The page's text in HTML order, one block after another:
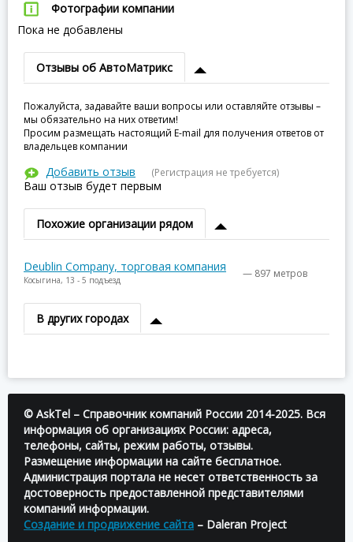
Фотографии компании
Пока не добавлены
Отзывы об АвтоМатрикс
Пожалуйста, задавайте ваши вопросы или оставляйте отзывы –
мы обязательно на них ответим!
Просим размещать настоящий E-mail для получения ответов от
владельцев компании
Добавить отзыв (Регистрация не требуется)
Ваш отзыв будет первым
Похожие организации рядом
Deublin Company, торговая компания
Косыгина, 13 - 5 подъезд — 897 метров
В других городах
© AskTel – Справочник компаний России 2014-2025. Вся
информация об организациях России: адреса,
телефоны, сайты, режим работы, отзывы.
Размещение информации на сайте бесплатное.
Администрация портала не несет ответственность за
достоверность предоставленной представителями
компаний информации.
Создание и продвижение сайта – Daleran Project